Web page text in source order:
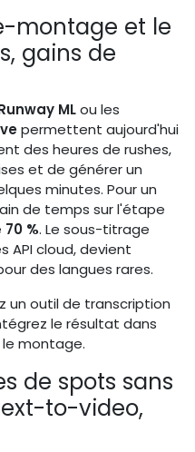
montage et le
gains de
MLou les
permettent aujourd'hui
des heures de rushes,
et de générer un
minutes. Pour un
de temps sur l'étape
70 %. Le sous-titrage
API cloud, devient
des langues rares.
un outil de transcription
le résultat dans
montage.
de spots sans
to-video,